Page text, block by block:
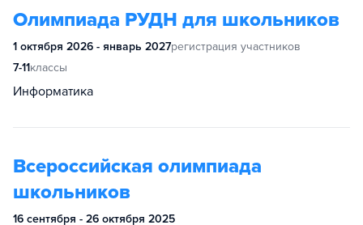
Олимпиада РУДН для школьников
1 октября 2026 - январь 2027регистрация участников
7-11классы
Информатика
Всероссийская олимпиада
школьников
16 сентября - 26 октября 2025